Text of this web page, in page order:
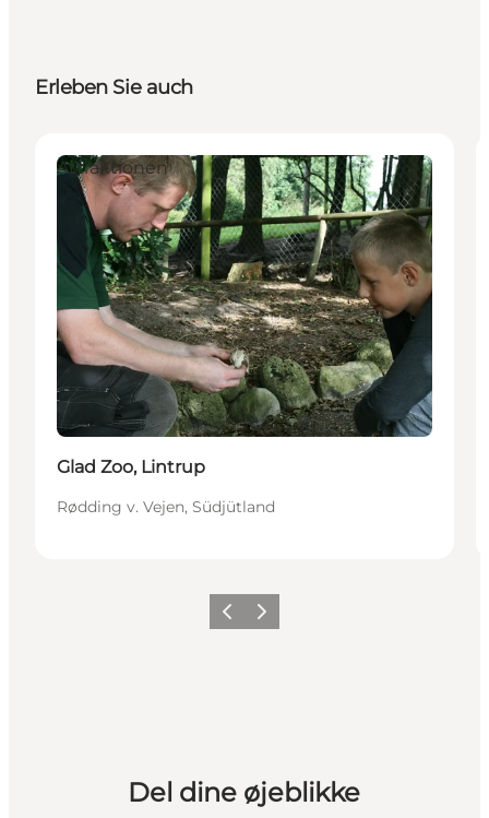
Erleben Sie auch
Attraktionen
Glad Zoo, Lintrup
Rødding v. Vejen, Südjütland
Vorherige Folie
Nächste Folie
Del dine øjeblikke